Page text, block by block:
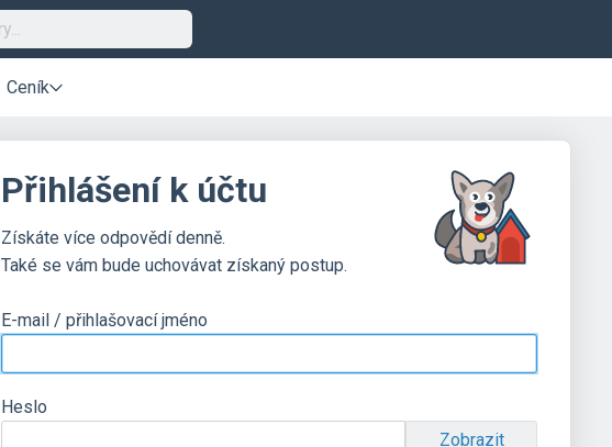
Ceník
Přihlášení k účtu
Získáte více odpovědí denně.
Také se vám bude uchovávat získaný postup.
E-mail / přihlašovací jméno
Heslo
Zobrazit